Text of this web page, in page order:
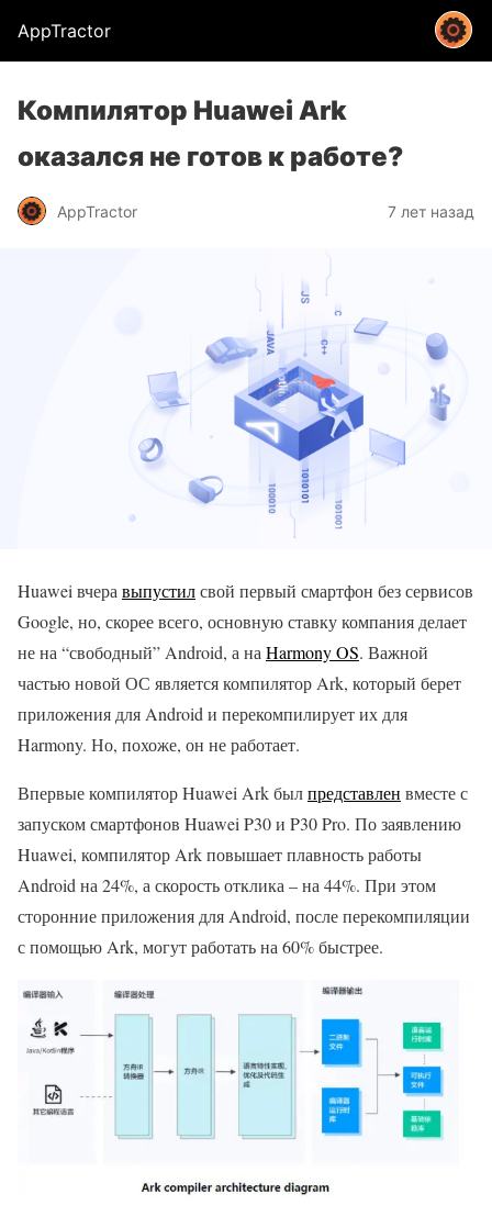
AppTractor
Компилятор Huawei Ark
оказался не готов к работе?
AppTractor 7 лет назад
Huawei вчеравыпустилсвой первый смартфон без сервисов
Google, но, скорее всего, основную ставку компания делает
не на “свободный” Android, а наHarmony OS. Важной
частью новой ОС является компилятор Ark, который берет
приложения для Android и перекомпилирует их для
Harmony. Но, похоже, он не работает.
Впервые компилятор Huawei Ark былпредставлен вместе с
запуском смартфонов Huawei P30 и P30 Pro. По заявлению
Huawei, компилятор Ark повышает плавность работы
Android на 24%, а скорость отклика – на 44%. При этом
сторонние приложения для Android, после перекомпиляции
с помощью Ark, могут работать на 60% быстрее.